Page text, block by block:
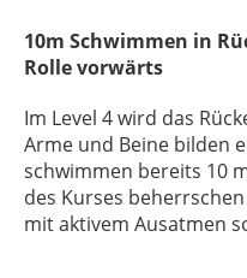
10m Schwimmen in
Rolle vorwärts
Im Level 4 wird das
Arme und Beine bilden
schwimmen bereits 10
des Kurses
mit aktivem Ausatmen